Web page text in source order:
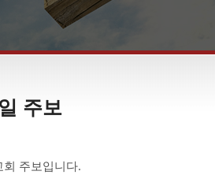
주보
회 주보입니다.